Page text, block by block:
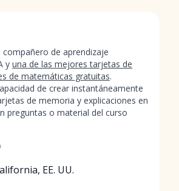
de aprendizaje
y una de las mejores tarjetas de
de matemáticas gratuitas.
de crear instantáneamente
de memoria y explicaciones en
preguntas o material del curso
EE. UU.